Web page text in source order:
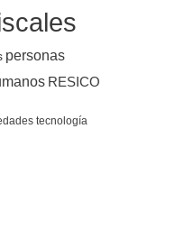
personas
RESICO
tecnología